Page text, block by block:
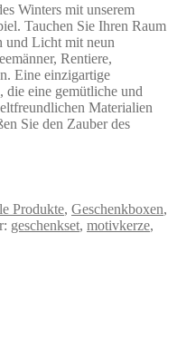
Winters mit unserem
Tauchen Sie Ihren Raum
und Licht mit neun
Rentiere,
Eine einzigartige
die eine gemütliche und
Materialien
Sie den Zauber des
Produkte, Geschenkboxen,
geschenkset, motivkerze,